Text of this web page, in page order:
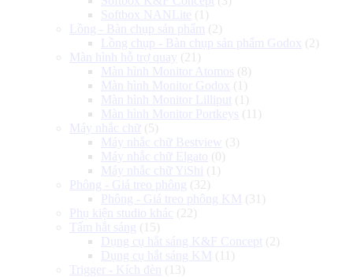
Softbox NANLite (1)
Lồng - Bàn chụp sản phẩm (2)
Lồng chụp - Bàn chụp sản phẩm Godox (2)
Màn hình hỗ trợ quay (21)
Màn hình Monitor Atomos (8)
Màn hình Monitor Godox (1)
Màn hình Monitor Lilliput (1)
Màn hình Monitor Portkeys (11)
Máy nhắc chữ (5)
Máy nhắc chữ Bestview (3)
Máy nhắc chữ Elgato (0)
Máy nhắc chữ YiShi
(1)
Phông - Giá treo phông (32)
Phông - Giá treo phông KM (31)
Phụ kiện studio khác (22)
Tấm hắt sáng (15)
Dụng cụ hắt sáng K&F Concept (2)
Dụng cụ hắt sáng KM (11)
Trigger - Kích đèn
(13)